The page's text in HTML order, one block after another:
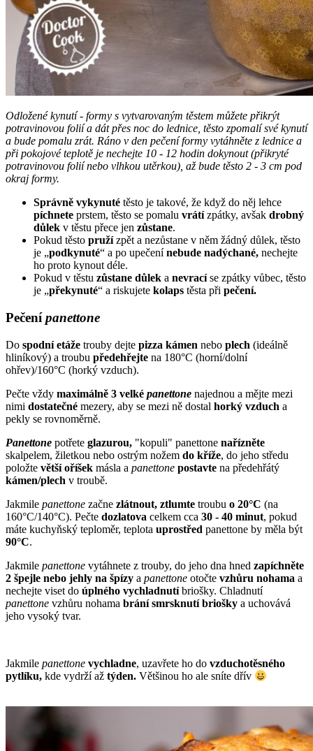
Odložené kynutí - formy s vytvarovaným těstem můžete přikrýt
potravinovou folií a dát přes noc do lednice, těsto zpomalí své kynutí
a bude pomalu zrát. Ráno v den pečení formy vytáhněte z lednice a
při pokojové teplotě je nechejte 10 - 12 hodin dokynout (přikryté
potravinovou folií nebo vlhkou utěrkou), až bude těsto 2 - 3 cm pod
okraj formy.
Správně vykynuté těsto je takové, že když do něj lehce
píchnete prstem, těsto se pomalu vrátízpátky, avšak drobný
důlek v těstu přece jen zůstane.
Pokud těsto pružízpět a nezůstane v něm žádný důlek, těsto
je „podkynuté“ a po upečenínebude nadýchané, nechejte
ho proto kynout déle.
Pokud v těstu zůstane důlek a nevracíse zpátky vůbec, těsto
je „překynuté“ a riskujete kolaps těsta při pečení.
Pečenípanettone
Do spodní etáže trouby dejte pizza kámen nebo plech (ideálně
hliníkový) a troubu předehřejte na 180°C (horní/dolní
ohřev)/160°C (horký vzduch).
Pečte vždy maximálně 3 velké panettone najednou a mějte mezi
nimi dostatečné mezery, aby se mezi ně dostal horký vzduch a
pekly se rovnoměrně.
Panettone potřete glazurou, "kopuli" panettone nařízněte
skalpelem, žiletkou nebo ostrým nožem do kříže, do jeho středu
položte větší oříšek másla a panettone postavte na předehřátý
kámen/plech v troubě.
Jakmile panettone začne zlátnout, ztlumte troubu o 20°C (na
160°C/140°C). Pečte dozlatova celkem cca 30 - 40 minut, pokud
máte kuchyňský teploměr, teplota uprostřed panettone by měla být
90°C.
Jakmile panettone vytáhnete z trouby, do jeho dna hned zapíchněte
2 špejle nebo jehly na špízy a panettone otočte vzhůru nohama a
nechejte viset do úplného vychladnutíbriošky. Chladnutí
panettone vzhůru nohama brání smrsknutí briošky a uchovává
jeho vysoký tvar.
Jakmile panettone vychladne, uzavřete ho do vzduchotěsného
pytlíku, kde vydrží až týden. Většinou ho ale sníte dřív